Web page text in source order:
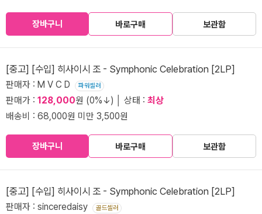
장바구니 바로구매 보관함
[중고] [수입] 히사이시 조 - Symphonic Celebration [2LP]
판매자 : M V C D 파워셀러
판매가 : 128,000원 (0%↓) │ 상태 : 최상
배송비 : 68,000원 미만 3,500원
장바구니 바로구매 보관함
[중고] [수입] 히사이시 조 - Symphonic Celebration [2LP]
판매자 : sinceredaisy 골드셀러